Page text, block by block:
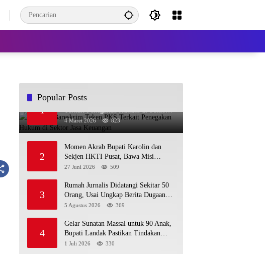
Popular Posts
1
OJK dan Bareskrim Teken PKS
Terkait Penegakan Hukum di Sektor
Jasa Keuangan
4 Maret 2026 823
2
Momen Akrab Bupati Karolin dan
Sekjen HKTI Pusat, Bawa Misi
Pertanian Modern
27 Juni 2026 509
3
Rumah Jurnalis Didatangi Sekitar 50
Orang, Usai Ungkap Berita Dugaan
MBG Bermasalah di Ketapang
5 Agustus 2026 369
4
Gelar Sunatan Massal untuk 90 Anak,
Bupati Landak Pastikan Tindakan
Sesuai Standar Medis
1 Juli 2026 330